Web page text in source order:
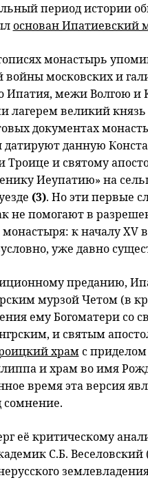
период истории
основан Ипатиевский
монастырь
московских и
Ипатия, межи Волгою и
лагерем великий
документах
датируют данную
Троице и святому
Иеупатию» на
(3). Но эти первые
не помогают в
к началу XV
уже давно
преданию,
мурзой Четом (в
ему Богоматери
и святым
храмс
и храм во имя
время эта версия
сомнение.
её критическому
С.Б. Веселовский